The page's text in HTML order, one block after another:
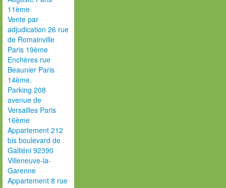
11ème
Vente par
adjudication 26 rue
de Romainville
Paris 19ème
Enchères rue
Beaunier Paris
14ème.
Parking 208
avenue de
Versailles Paris
16ème
Appartement 212
bis boulevard de
Galliéni 92390
Villeneuve-la-
Garenne
Appartement 8 rue